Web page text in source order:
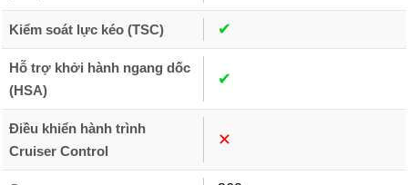
Kiểm soát lực kéo (TSC) ✔︎
Hỗ trợ khởi hành ngang dốc
(HSA)
✔︎
Điều khiển hành trình
Cruiser Control
✕︎